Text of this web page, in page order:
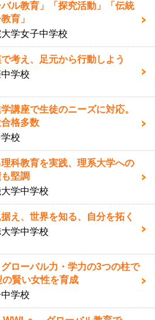
バル教育」「探究活動」「伝統
育」
学女子中学校
考え、足元から行動しよう
学校
講座で生徒のニーズに対応。
格多数
校
科教育を実践、理系大学への
堅調
学中学校
え、世界を知る、自分を拓く
学中学校
ローバル力・学力の3つの柱で
賢い女性を育成
学校